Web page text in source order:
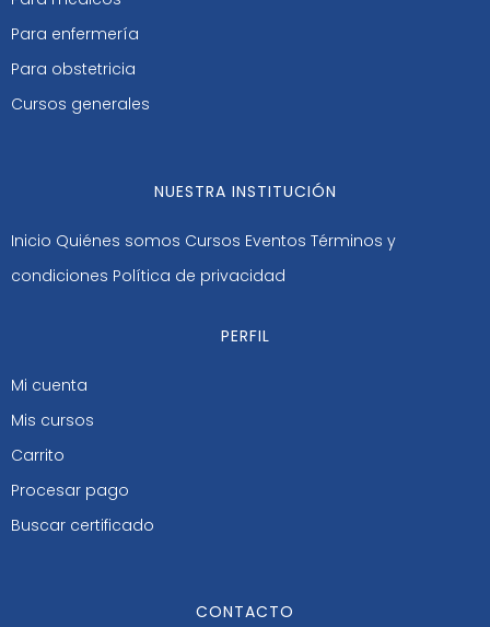
Para enfermería
Para obstetricia
Cursos generales
NUESTRA INSTITUCIÓN
Inicio Quiénes somos Cursos Eventos Términos y
condiciones Política de privacidad
PERFIL
Mi cuenta
Mis cursos
Carrito
Procesar pago
Buscar certificado
CONTACTO